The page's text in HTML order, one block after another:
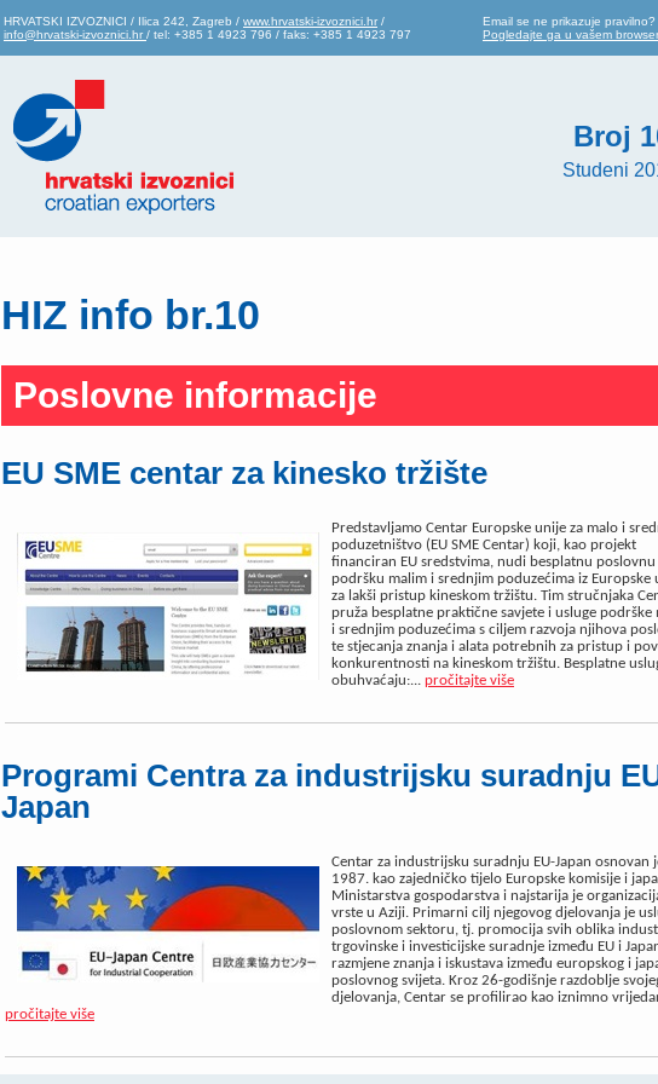
HRVATSKI IZVOZNICI / Ilica 242, Zagreb / www.hrvatski-izvoznici.hr /
info@hrvatski-izvoznici.hr / tel: +385 1 4923 796 / faks: +385 1 4923 797
Email se ne prikazuje pravilno?
Pogledajte ga u vašem
Broj
Studeni
HIZ info br.10
Poslovne informacije
EU SME centar za kinesko tržište
Predstavljamo Centar Europske unije za malo i
poduzetništvo (EU SME Centar) koji, kao projekt
financiran EU sredstvima, nudi besplatnu poslovnu
podršku malim i srednjim poduzećima iz Europske
za lakši pristup kineskom tržištu. Tim stručnjaka
pruža besplatne praktične savjete i usluge podrške
i srednjim poduzećima s ciljem razvoja njihova
te stjecanja znanja i alata potrebnih za pristup i
konkurentnosti na kineskom tržištu. Besplatne
obuhvaćaju:... pročitajte više
Programi Centra za industrijsku suradnju
Japan
Centar za industrijsku suradnju EU-Japan osnovan
1987. kao zajedničko tijelo Europske komisije i
Ministarstva gospodarstva i najstarija je
vrste u Aziji. Primarni cilj njegovog djelovanja je
poslovnom sektoru, tj. promocija svih oblika
trgovinske i investicijske suradnje između EU i
razmjene znanja i iskustava između europskog i
poslovnog svijeta. Kroz 26-godišnje razdoblje
djelovanja, Centar se profilirao kao iznimno
pročitajte više